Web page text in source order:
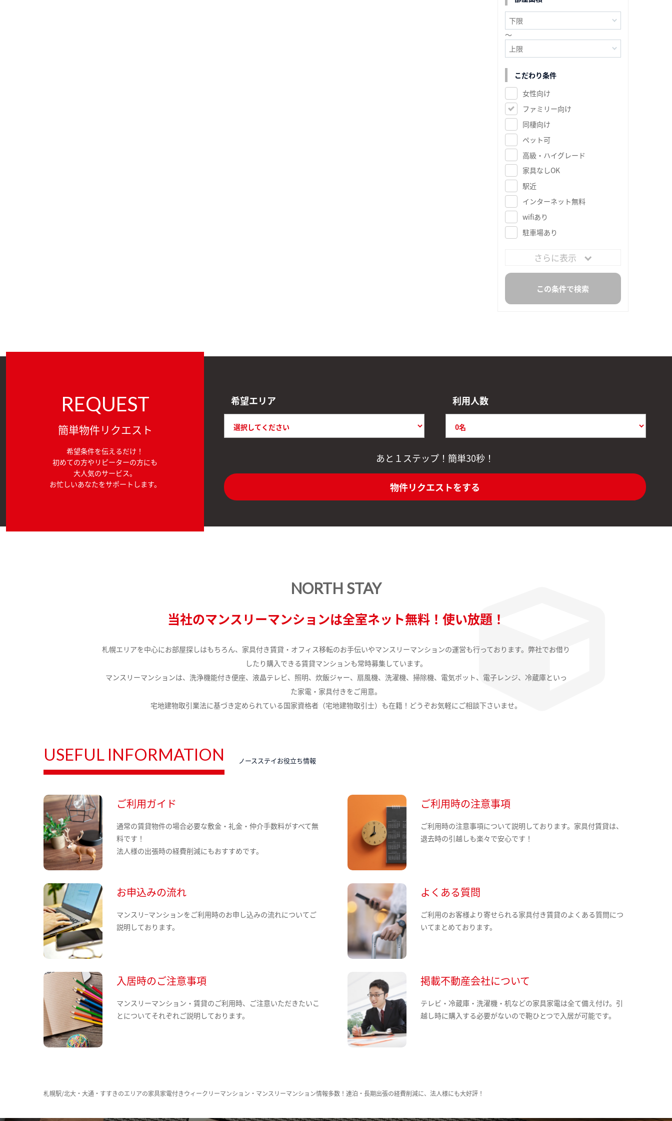
～
こだわり条件
女性向け
ファミリー向け
同棲向け
ペット可
高級・ハイグレード
家具なしOK
駅近
インターネット無料
wifiあり
駐車場あり
さらに表示
REQUEST
簡単物件リクエスト
希望条件を伝えるだけ！
初めての方やリピーターの方にも
大人気のサービス。
お忙しいあなたをサポートします。
希望エリア 利用人数
あと１ステップ！簡単30秒！
物件リクエストをする
NORTH STAY
当社のマンスリーマンションは全室ネット無料！使い放題！
札幌エリアを中心にお部屋探しはもちろん、家具付き賃貸・オフィス移転のお手伝いやマンスリーマンションの運営も行っております。弊社でお借り
したり購入できる賃貸マンションも常時募集しています。
マンスリーマンションは、洗浄機能付き便座、液晶テレビ、照明、炊飯ジャー、扇風機、洗濯機、掃除機、電気ポット、電子レンジ、冷蔵庫といっ
た家電・家具付きをご用意。
宅地建物取引業法に基づき定められている国家資格者（宅地建物取引士）も在籍！どうぞお気軽にご相談下さいませ。
USEFUL INFORMATION ノースステイお役立ち情報
ご利用ガイド
通常の賃貸物件の場合必要な敷金・礼金・仲介手数料がすべて無
料です！
法人様の出張時の経費削減にもおすすめです。
ご利用時の注意事項
ご利用時の注意事項について説明しております。家具付賃貸は、
退去時の引越しも楽々で安心です！
お申込みの流れ
マンスリ−マンションをご利用時のお申し込みの流れについてご
説明しております。
よくある質問
ご利用のお客様より寄せられる家具付き賃貸のよくある質問につ
いてまとめております。
入居時のご注意事項
マンスリーマンション・賃貸のご利用時、ご注意いただきたいこ
とについてそれぞれご説明しております。
掲載不動産会社について
テレビ・冷蔵庫・洗濯機・机などの家具家電は全て備え付け。引
越し時に購入する必要がないので鞄ひとつで入居が可能です。
札幌駅/北大・大通・すすきのエリアの家具家電付きウィークリーマンション・マンスリーマンション情報多数！連泊・長期出張の経費削減に、法人様にも大好評！